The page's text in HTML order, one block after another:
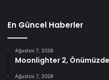
En Güncel Haberler
Ağustos 7, 2026
Moonlighter 2,
Ağustos 7, 2026